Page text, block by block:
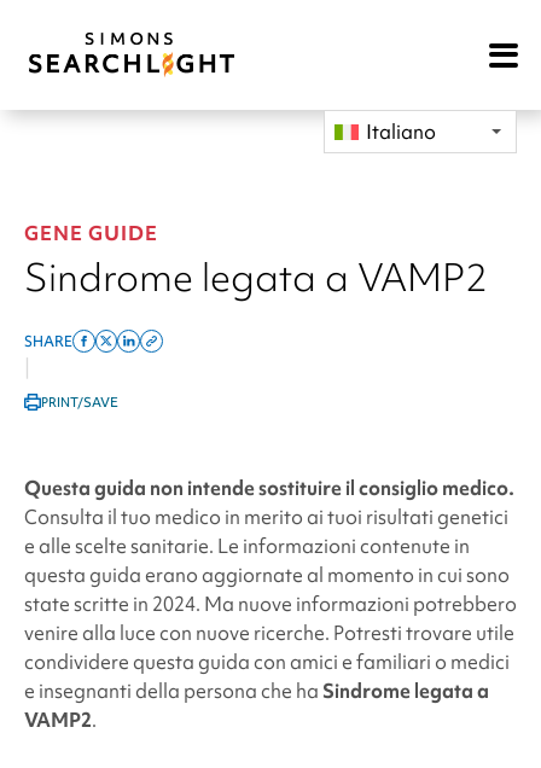
Open
Italiano
GENE GUIDE
Sindrome legata a VAMP2
SHARE
Share
Share
ShareCopy
PRINT/SAVE
Questa guida non intende sostituire il consiglio medico.
Consulta il tuo medico in merito ai tuoi risultati genetici
e alle scelte sanitarie. Le informazioni contenute in
questa guida erano aggiornate al momento in cui sono
state scritte in 2024. Ma nuove informazioni potrebbero
venire alla luce con nuove ricerche. Potresti trovare utile
condividere questa guida con amici e familiari o medici
e insegnanti della persona che ha Sindrome legata a
VAMP2.